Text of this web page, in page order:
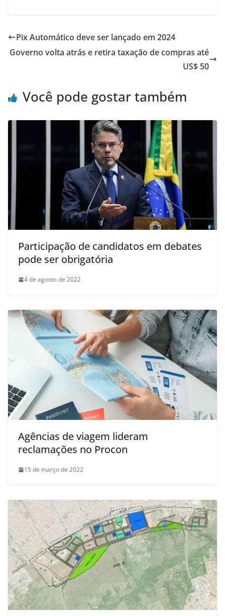
Pix Automático deve ser lançado em 2024
Governo volta atrás e retira taxação de compras até
US$ 50
Você pode gostar também
Participação de candidatos em debates
pode ser obrigatória
4 de agosto de 2022
Agências de viagem lideram
reclamações no Procon
15 de março de 2022